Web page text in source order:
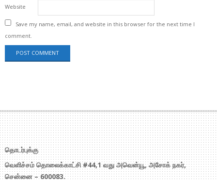
Website
Save my name, email, and website in this browser for the next time I
comment.
தொடர்புக்கு
வெளிச்சம் தொலைக்காட்சி #44,1 வது அவென்யூ, அசோக் நகர்,
சென்னை – 600083.